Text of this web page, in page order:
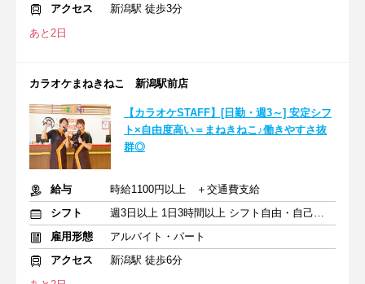
アクセス
新潟駅 徒歩3分
あと2日
カラオケまねきねこ 新潟駅前店
【カラオケSTAFF】[日勤・週3～] 安定シフ
ト×自由度高い＝まねきねこ♪働きやすさ抜
群◎
給与
時給1100円以上 ＋交通費支給
シフト
週3日以上 1日3時間以上 シフト自由・自己申告
雇用形態
アルバイト・パート
アクセス
新潟駅 徒歩6分